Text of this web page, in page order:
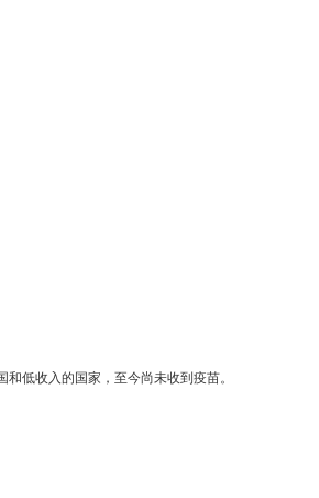
低收入的国家，至今尚未收到疫苗。